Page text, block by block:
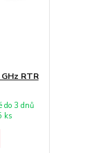
RTR
do 3 dnů
ks